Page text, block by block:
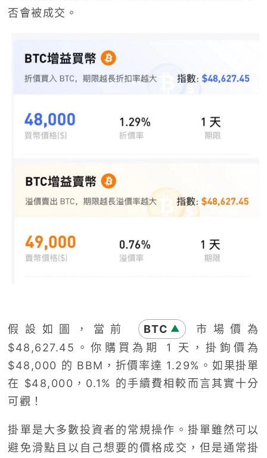
否會被成交。
假設如圖，當前 BTC ▲
市場價為
$48,627.45 。你購買為期 1 天，掛鉤價為
$48,000 的 BBM ，折價率達 1.29% 。如果掛單
在 $48,000 ， 0.1% 的手續費相較而言其實十分
可觀！
掛單是大多數投資者的常規操作。掛單雖然可以
避免滑點且以自己想要的價格成交，但是通常掛